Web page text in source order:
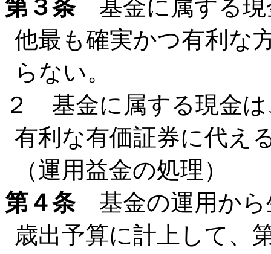
第３条基金に属する現
他最も確実かつ有利な
らない。
２ 基金に属する現金
有利な有価証券に代え
（運用益金の処理）
第４条基金の運用から
歳出予算に計上して、